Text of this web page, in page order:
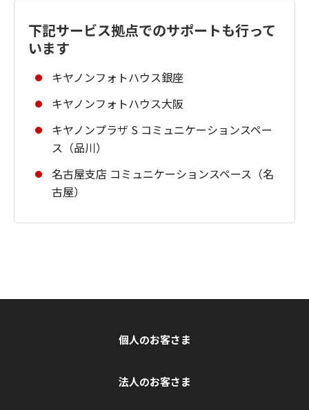
下記サービス拠点でのサポートも行って
います
キヤノンフォトハウス銀座
キヤノンフォトハウス大阪
キヤノンプラザ S コミュニケーションスペー
ス（品川）
名古屋支店 コミュニケーションスペース（名
古屋）
個人のお客さま
法人のお客さま